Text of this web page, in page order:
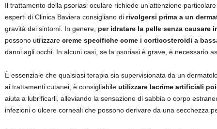
Il trattamento della psoriasi oculare richiede un’attenzione
esperti di Clinica Baviera consigliano di rivolgersi prima a un
gravità dei sintomi. In genere, per idratare la pelle senza causare
possono utilizzare creme specifiche come i corticosteroidi a
danni agli occhi. In alcuni casi, se la psoriasi è grave, è necessario
È essenziale che qualsiasi terapia sia supervisionata da un
ai trattamenti cutanei, è consigliabile utilizzare lacrime artificiali
aiuta a lubrificarli, alleviando la sensazione di sabbia o corpo
infezioni o ulcere corneali che possono derivare da una secchezza